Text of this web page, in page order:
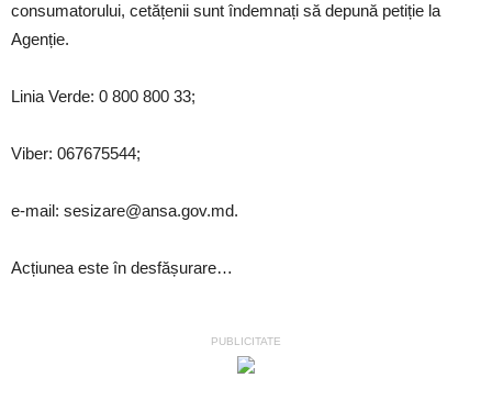
consumatorului, cetățenii sunt îndemnați să depună petiție la
Agenție.
Linia Verde: 0 800 800 33;
Viber: 067675544;
e-mail: sesizare@ansa.gov.md.
Acțiunea este în desfășurare…
PUBLICITATE